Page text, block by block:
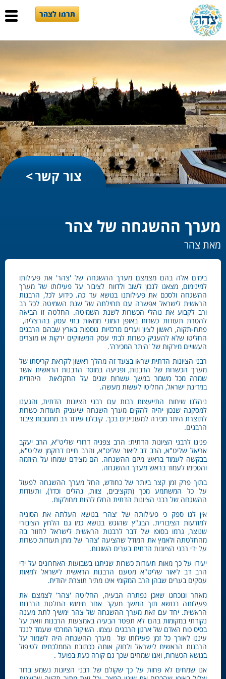
תרמו לצהר
צור קשר
מערך ההשגחה של צהר
מאת צהר
בימים אלה בהם מצמצם מערך ההשגחה של 'צהר' את פעילותו
למינימום, מצאנו לנכון לשוב ולדווח לציבור על פעילותו של מערך
ההשגחה ולסכם את פעילותנו בנושא עד כה. כידוע לכל, הרבנות
הראשית לישראל אפשרה עם תחילתה של שנת השמיטה לכל רב
ורב לקבוע את נוהלי הכשרות לשנת השמיטה. החלטה זו הביאה
להסרת תעודות כשרות באופן המוני ממאות בתי עסק בהרצליה,
פתח-תקוה, ראשון לציון וערים מרכזיות נוספות בארץ שבהם הרבנים
החליטו שלא להעניק כשרות לבתי עסק המשווקים ירקות או מוצרים
העשויים מירקות של 'היתר המכירה'.
רבני הציונות הדתית שראו בצעד זה מהלך ראשון לקראת קריסתו של
מערך הכשרות של הרבנות, ופגיעה במוסד הרבנות הראשית אשר
שמרה מכל משמר במשך עשרות שנים על החקלאות היהודית
במדינת ישראל, החליטו לעשות מעשה.
ניהלנו שיחות התייעצות רבות עם רבני הציונות הדתית, והגענו
למסקנה שנכון יהיה להקים מערך השגחה שיעניק תעודות כשרות
לתוצרת היתר מכירה למעוניינים בכך. קיבלנו עידוד רב מתגובות ציבור
הרבנים.
פנינו לרבני הציונות הדתית: הרב צפניה דרורי שליט"א, הרב יעקב
אריאל שליט"א, הרב דב ליאור שליט"א, והרב חיים דרוקמן שליט"א,
בבקשה לעמוד בראש מיזם ההשגחה. הם מצידם שמחו על היוזמה
והסכימו לעמוד בראש מערך ההשגחה.
בתוך פרק זמן קצר ביותר של כחודש, החל מערך ההשגחה לפעול
על כל המשתמע מכך (תקציבים, צוות, נהלים וכדו'), ותעודות
ההשגחה של רבני הציונות הדתית החלו להיות מחולקות.
אין לנו ספק כי פעילותה של 'צהר' בנושא העלתה את הסוגיה
למודעות הציבורית. הבג"ץ שהוגש בנושא כמו גם הלחץ הציבורי
שנוצר, גרמו בסופו של דבר לרבנות הראשית לישראל לחזור בה
מהחלטתה ולאמץ את המודל שהציעה 'צהר' של מתן תעודות כשרות
על ידי רבני הציונות הדתית בערים השונות.
יעידו על כך מאות תעודות כשרות שניתנו בשבועות האחרונים על ידי
הרב דב ליאור שליט"א מטעם הרבנות הראשית לישראל למאות
עסקים בערים שבהן הרב המקומי אינו מתיר תוצרת יהודית.
מאחר ונוכחנו שאכן נפתרה הבעיה, החליטה 'צהר' לצמצם את
פעילותה בנושא תוך המשך מעקב אחר מימוש החלטת הרבנות
הראשית. יחד עם זאת מערך ההשגחה של צהר ימשיך לתת מענה
נקודתי במקומות בהם לא תפטר הבעיה באמצעות הרבנות וזאת על
בסיס כוח האדם של ארגון הרבנים עצמו. השיקול המרכזי שעמד לנגד
עיננו לאורך כל זמן פעילותו של מערך ההשגחה היה לשמור על
הרבנות הראשית לישראל ולחזק אותה ככתובת הממלכתית לטיפול
בנושא הכשרות, ואנו שמחים שכך גם קורה כעת בפועל .
אנו שמחים לא פחות על כך שקולם של רבני הציונות נשמע ברור